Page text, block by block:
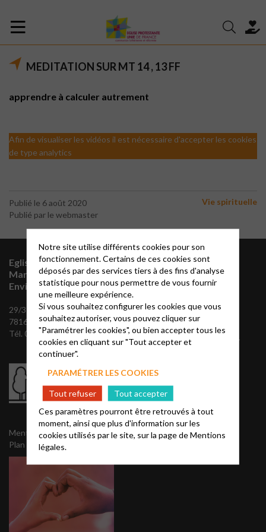
MEDITATION SUR MT 14 , 13 FF
apprendre à calculer autrement
Afin de visualiser les vidéos il est nécessaire d'accepter les cookies
de type analytics
Publié le 6 août 2020
Publié par le webmaster
Vie spirituelle
Eglise Protestante Unie
Marly-Le-Roi et
Environs
29/31 Chemin des maigrets,
78160 Marly-le-Roi
Tél. 01 39 58 50 58
Mentions légales
Plan
Vous souhaitez
vous abonner à
notre mailing
Envoyez nous vos
coordonnées, pour recevoir
NOUS CONTACTER
Notre site utilise différents cookies pour son
fonctionnement. Certains de ces cookies sont
déposés par des services tiers à des fins d'analyse
statistique pour nous permettre de vous fournir
une meilleure expérience.
Si vous souhaitez configurer les cookies que vous
souhaitez autoriser, vous pouvez cliquer sur
"Paramétrer les cookies", ou bien accepter tous les
cookies en cliquant sur "Tout accepter et
continuer".
PARAMÉTRER LES COOKIES
Tout refuser
Tout accepter
Ces paramètres pourront être retrouvés à tout
moment, ainsi que plus d'information sur les
cookies utilisés par le site, sur la page deMentions
légales.